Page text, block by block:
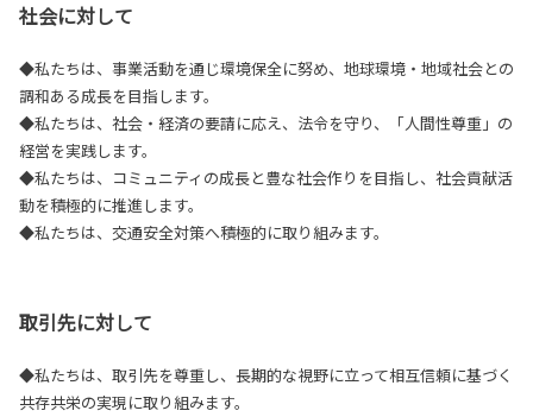
社会に対して
◆私たちは、事業活動を通じ環境保全に努め、地球環境・地域社会との
調和ある成長を目指します。
◆私たちは、社会・経済の要請に応え、法令を守り、「人間性尊重」の
経営を実践します。
◆私たちは、コミュニティの成長と豊な社会作りを目指し、社会貢献活
動を積極的に推進します。
◆私たちは、交通安全対策へ積極的に取り組みます。
取引先に対して
◆私たちは、取引先を尊重し、長期的な視野に立って相互信頼に基づく
共存共栄の実現に取り組みます。